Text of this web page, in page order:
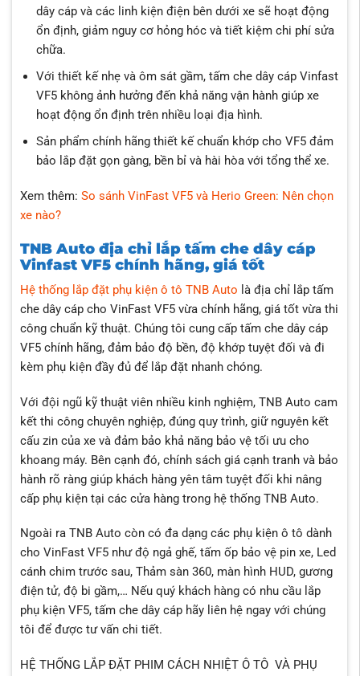
dây cáp và các linh kiện điện bên dưới xe sẽ hoạt động
ổn định, giảm nguy cơ hỏng hóc và tiết kiệm chi phí sửa
chữa.
Với thiết kế nhẹ và ôm sát gầm, tấm che dây cáp Vinfast
VF5 không ảnh hưởng đến khả năng vận hành giúp xe
hoạt động ổn định trên nhiều loại địa hình.
Sản phẩm chính hãng thiết kế chuẩn khớp cho VF5 đảm
bảo lắp đặt gọn gàng, bền bỉ và hài hòa với tổng thể xe.
Xem thêm: So sánh VinFast VF5 và Herio Green: Nên chọn
xe nào?
TNB Auto địa chỉ lắp tấm che dây cáp
Vinfast VF5 chính hãng, giá tốt
Hệ thống lắp đặt phụ kiện ô tô TNB Auto là địa chỉ lắp tấm
che dây cáp cho VinFast VF5 vừa chính hãng, giá tốt vừa thi
công chuẩn kỹ thuật. Chúng tôi cung cấp tấm che dây cáp
VF5 chính hãng, đảm bảo độ bền, độ khớp tuyệt đối và đi
kèm phụ kiện đầy đủ để lắp đặt nhanh chóng.
Với đội ngũ kỹ thuật viên nhiều kinh nghiệm, TNB Auto cam
kết thi công chuyên nghiệp, đúng quy trình, giữ nguyên kết
cấu zin của xe và đảm bảo khả năng bảo vệ tối ưu cho
khoang máy. Bên cạnh đó, chính sách giá cạnh tranh và bảo
hành rõ ràng giúp khách hàng yên tâm tuyệt đối khi nâng
cấp phụ kiện tại các cửa hàng trong hệ thống TNB Auto.
Ngoài ra TNB Auto còn có đa dạng các phụ kiện ô tô dành
cho VinFast VF5 như độ ngả ghế, tấm ốp bảo vệ pin xe, Led
cánh chim trước sau, Thảm sàn 360, màn hình HUD, gương
điện tử, độ bi gầm,… Nếu quý khách hàng có nhu cầu lắp
phụ kiện VF5, tấm che dây cáp hãy liên hệ ngay với chúng
tôi để được tư vấn chi tiết.
HỆ THỐNG LẮP ĐẶT PHIM CÁCH NHIỆT Ô TÔ VÀ PHỤ